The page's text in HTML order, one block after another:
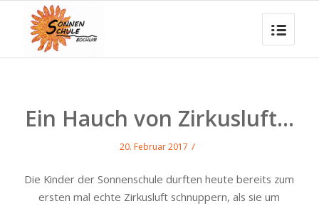
Ein Hauch von Zirkusluft…
20. Februar 2017 /
Die Kinder der Sonnenschule durften heute bereits zum
ersten mal echte Zirkusluft schnuppern, als sie um